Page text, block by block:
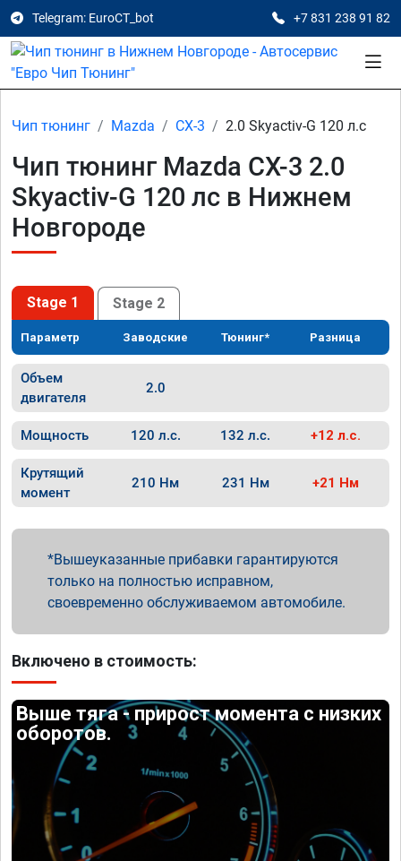
Telegram: EuroCT_bot +7 831 238 91 82
Чип тюнинг Mazda CX-3 2.0 Skyactiv-G 120 л.с
Чип тюнинг Mazda CX-3 2.0
Skyactiv-G 120 лс в Нижнем
Новгороде
Stage 1 Stage 2
Параметр Заводские Тюнинг* Разница
Объем
двигателя
2.0
Мощность 120 л.с. 132 л.с. +12 л.с.
Крутящий
момент
210 Нм 231 Нм +21 Нм
Вышеуказанные прибавки гарантируются
только на полностью исправном,
своевременно обслуживаемом автомобиле.
Включено в стоимость:
Выше тяга - прирост момента с низких
оборотов.